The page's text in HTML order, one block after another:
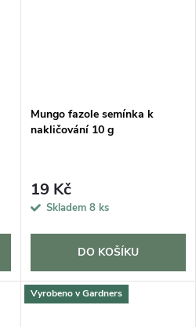
Mungo fazole semínka k
nakličování 10 g
19 Kč
Skladem 8 ks
DO KOŠÍKU
Vyrobeno v Gardners